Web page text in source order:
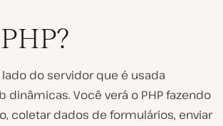
do servidor que é usada
Você verá o PHP fazendo
coletar dados de formulários, enviar